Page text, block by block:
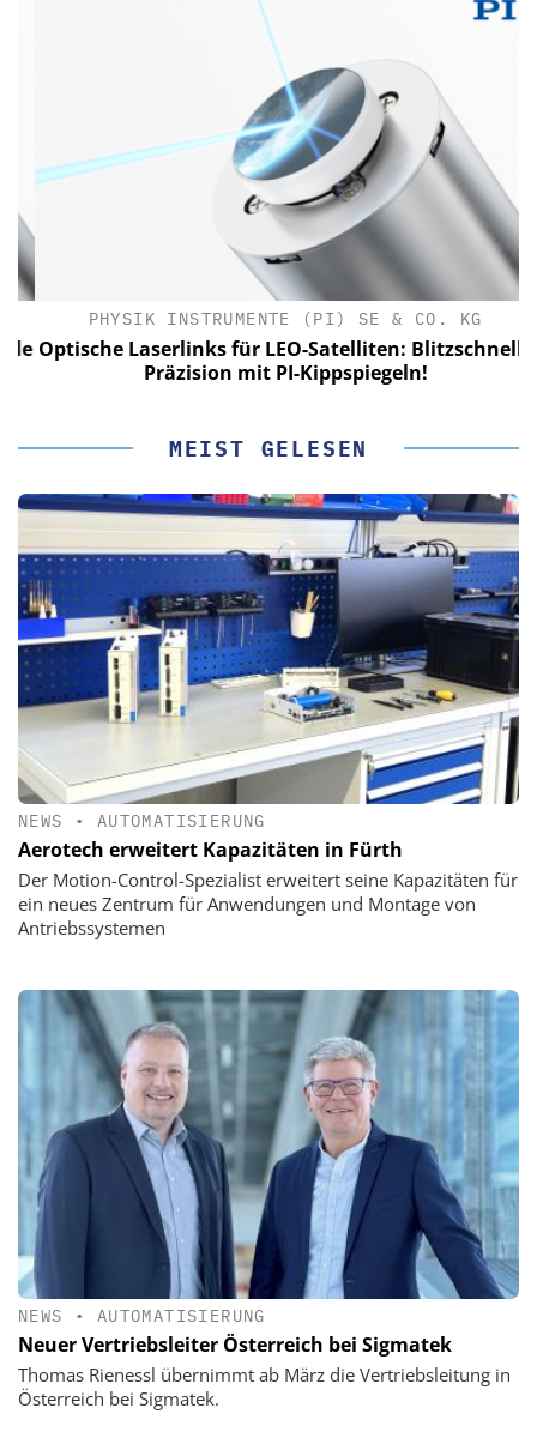
PHYSIK INSTRUMENTE (PI) SE & CO. KG
Optische Laserlinks für LEO-Satelliten: Blitzschnelle
Präzision mit PI-Kippspiegeln!
MEIST GELESEN
NEWS • AUTOMATISIERUNG
Aerotech erweitert Kapazitäten in Fürth
Der Motion-Control-Spezialist erweitert seine Kapazitäten für
ein neues Zentrum für Anwendungen und Montage von
Antriebssystemen
NEWS • AUTOMATISIERUNG
Neuer Vertriebsleiter Österreich bei Sigmatek
Thomas Rienessl übernimmt ab März die Vertriebsleitung in
Österreich bei Sigmatek.